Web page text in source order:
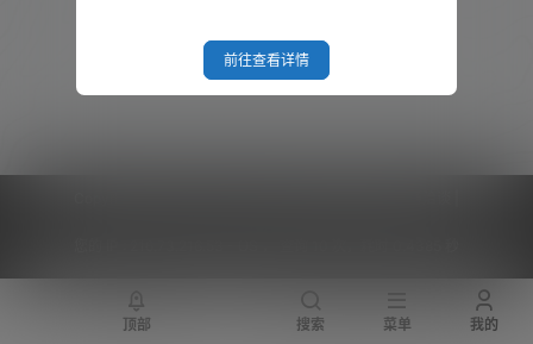
前往查看详情
顶部 搜索 菜单 我的